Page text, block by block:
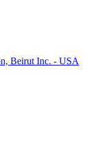
Beirut Inc. - USA